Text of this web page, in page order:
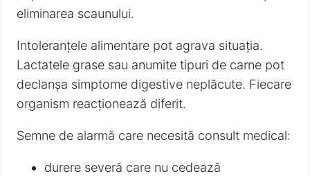
eliminarea scaunului.
Intoleranțele alimentare pot agrava situația.
Lactatele grase sau anumite tipuri de carne pot
declanșa simptome digestive neplăcute. Fiecare
organism reacționează diferit.
Semne de alarmă care necesită consult medical:
durere severă care nu cedează